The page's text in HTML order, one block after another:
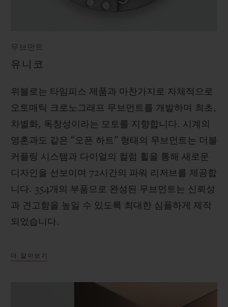
무브먼트
유니코
위블로는 타임피스 제품과 마찬가지로 자체적으로
오토매틱 크로노그래프 무브먼트를 개발하며 최초,
차별화, 독창성이라는 모토를 지향합니다. 시계의
영혼과도 같은 “오픈 하트” 형태의 무브먼트는 더블
커플링 시스템과 다이얼의 컬럼 휠을 통해 새로운
디자인을 선보이며 72시간의 파워 리저브를 제공합
니다. 354개의 부품으로 완성된 무브먼트는 신뢰성
과 견고함을 높일 수 있도록 최대한 심플하게 제작
되었습니다.
더 알아보기